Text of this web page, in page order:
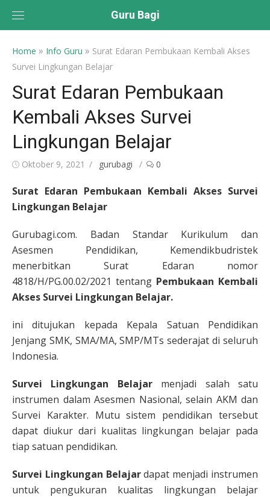
Guru Bagi
Home » Info Guru » Surat Edaran Pembukaan Kembali Akses
Survei Lingkungan Belajar
Surat Edaran Pembukaan
Kembali Akses Survei
Lingkungan Belajar
Posted
Oktober 9, 2021 Author
gurubagi 0
Surat Edaran Pembukaan Kembali Akses Survei
Lingkungan Belajar
Gurubagi.com. Badan Standar Kurikulum dan
Asesmen Pendidikan, Kemendikbudristek
menerbitkan Surat Edaran nomor
4818/H/PG.00.02/2021 tentang Pembukaan Kembali
Akses Survei Lingkungan Belajar.
ini ditujukan kepada Kepala Satuan Pendidikan
Jenjang SMK, SMA/MA, SMP/MTs sederajat di seluruh
Indonesia.
Survei Lingkungan Belajar menjadi salah satu
instrumen dalam Asesmen Nasional, selain AKM dan
Survei Karakter. Mutu sistem pendidikan tersebut
dapat diukur dari kualitas lingkungan belajar pada
tiap satuan pendidikan.
Survei Lingkungan Belajardapat menjadi instrumen
untuk pengukuran kualitas lingkungan belajar